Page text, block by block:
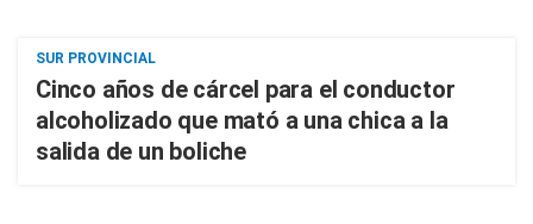
SUR PROVINCIAL
Cinco años de cárcel para el conductor
alcoholizado que mató a una chica a la
salida de un boliche